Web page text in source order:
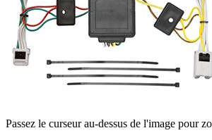
Passez le curseur au-dessus de l'image pour